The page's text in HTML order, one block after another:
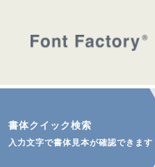
書体クイック検索
入力文字で書体見本が確認できます